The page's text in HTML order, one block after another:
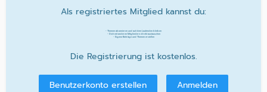
Als registriertes Mitglied kannst du:
- Themen abonnieren und auf dem Laufenden bleiben
- Dich mit anderen Mitgliedern direkt austauschen
- Eigene Beiträge und Themen erstellen
Die Registrierung ist kostenlos.
Benutzerkonto erstellen Anmelden